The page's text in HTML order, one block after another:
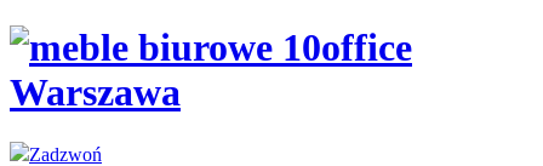
Zadzwoń